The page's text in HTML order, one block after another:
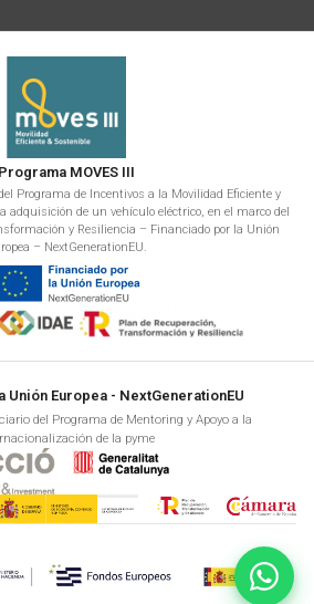
Programa MOVES III
Programa de Incentivos a la Movilidad Eficiente y
adquisición de un vehículo eléctrico, en el marco del
y Resiliencia – Financiado por la Unión
– NextGenerationEU.
Unión Europea - NextGenerationEU
del Programa de Mentoring y Apoyo a la
de la pyme